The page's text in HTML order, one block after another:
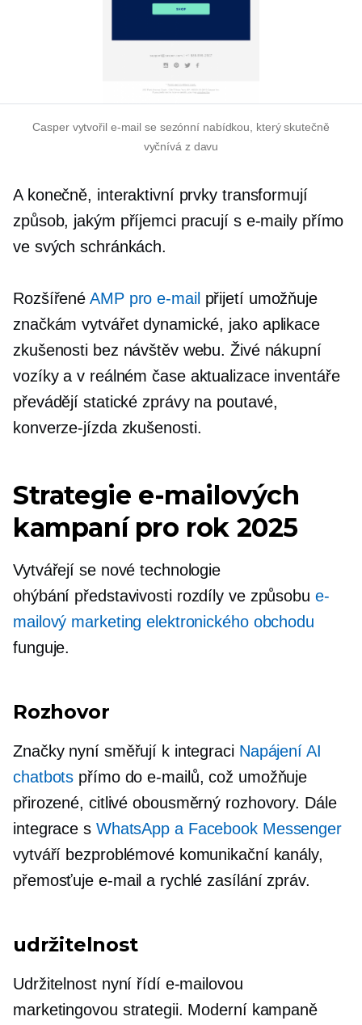
Casper vytvořil e-mail se sezónní nabídkou, který skutečně
vyčnívá z davu
A konečně, interaktivní prvky transformují
způsob, jakým příjemci pracují s e-maily přímo
ve svých schránkách.
RozšířenéAMP pro e-mail přijetí umožňuje
značkám vytvářet dynamické, jako aplikace
zkušenosti bez návštěv webu. Živé nákupní
vozíky av reálném časeaktualizace inventáře
převádějí statické zprávy na poutavé,
konverze-jízdazkušenosti.
Strategie e-mailových
kampaní pro rok 2025
Vytvářejí se nové technologie
ohýbání představivostirozdíly ve způsobu e-
mailový marketing elektronického obchodu
funguje.
Rozhovor
Značky nyní směřují k integraci Napájení AI
chatbots přímo do e-mailů, což umožňuje
přirozené, citlivéobousměrný rozhovory. Dále
integrace s WhatsApp a Facebook Messenger
vytváří bezproblémové komunikační kanály,
přemosťuje e-mail a rychlé zasílání zpráv.
udržitelnost
Udržitelnost nyní řídí e-mailovou
marketingovou strategii. Moderní kampaně